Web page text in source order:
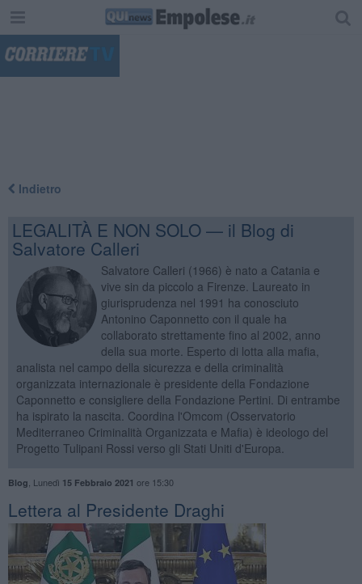
Indietro
LEGALITÀ E NON SOLO — il Blog di
Salvatore Calleri
Salvatore Calleri (1966) è nato a Catania e
vive sin da piccolo a Firenze. Laureato in
giurisprudenza nel 1991 ha conosciuto
Antonino Caponnetto con il quale ha
collaborato strettamente fino al 2002, anno
della sua morte. Esperto di lotta alla mafia,
analista nel campo della sicurezza e della criminalità
organizzata internazionale è presidente della Fondazione
Caponnetto e consigliere della Fondazione Pertini. Di entrambe
ha ispirato la nascita. Coordina l'Omcom (Osservatorio
Mediterraneo Criminalità Organizzata e Mafia) è ideologo del
Progetto Tulipani Rossi verso gli Stati Uniti d'Europa.
Blog Lunedì 15 Febbraio 2021 ore 15:30
Lettera al Presidente Draghi